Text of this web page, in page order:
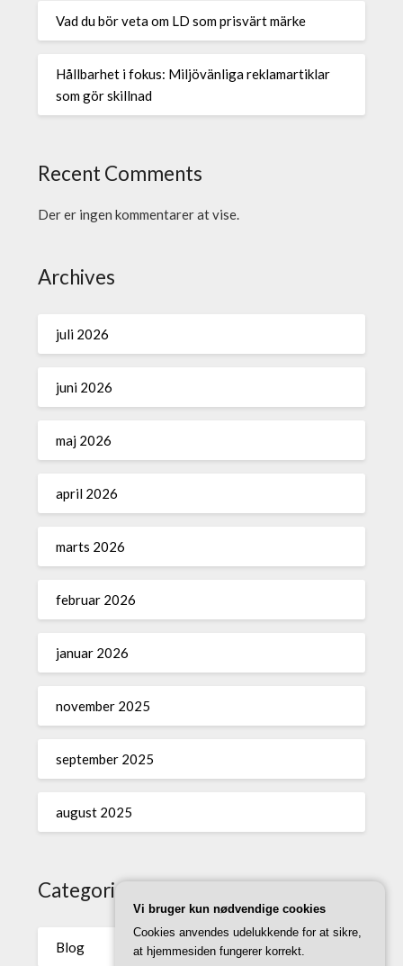
Vad du bör veta om LD som prisvärt märke
Hållbarhet i fokus: Miljövänliga reklamartiklar
som gör skillnad
Recent Comments
Der er ingen kommentarer at vise.
Archives
juli 2026
juni 2026
maj 2026
april 2026
marts 2026
februar 2026
januar 2026
november 2025
september 2025
august 2025
Categories
Blog
Vi bruger kun nødvendige cookies
Cookies anvendes udelukkende for at sikre,
at hjemmesiden fungerer korrekt.